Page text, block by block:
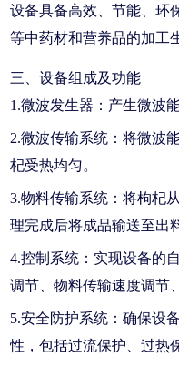
设备具备高效、节能、环
等中药材和营养品的加工
三、设备组成及功能
1.微波发生器：产生微波
2.微波传输系统：将微波
杞受热均匀。
3.物料传输系统：将枸杞
理完成后将成品输送至出
4.控制系统：实现设备的
调节、物料传输速度调节
5.安全防护系统：确保设
性，包括过流保护、过热